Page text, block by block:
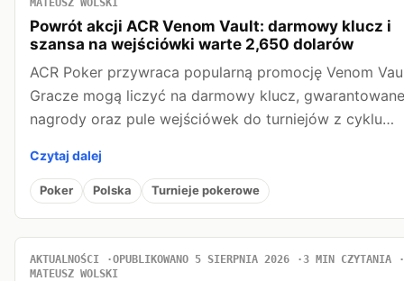
Powrót akcji ACR Venom Vault: darmowy klucz i
szansa na wejściówki warte 2,650 dolarów
ACR Poker przywraca popularną promocję Venom
Gracze mogą liczyć na darmowy klucz, gwarantowane
nagrody oraz pule wejściówek do turniejów z cyklu…
Czytaj dalej
Poker Polska Turnieje pokerowe
AKTUALNOŚCI OPUBLIKOWANO 5 SIERPNIA 2026
3 MIN CZYTANIA
MATEUSZ WOLSKI